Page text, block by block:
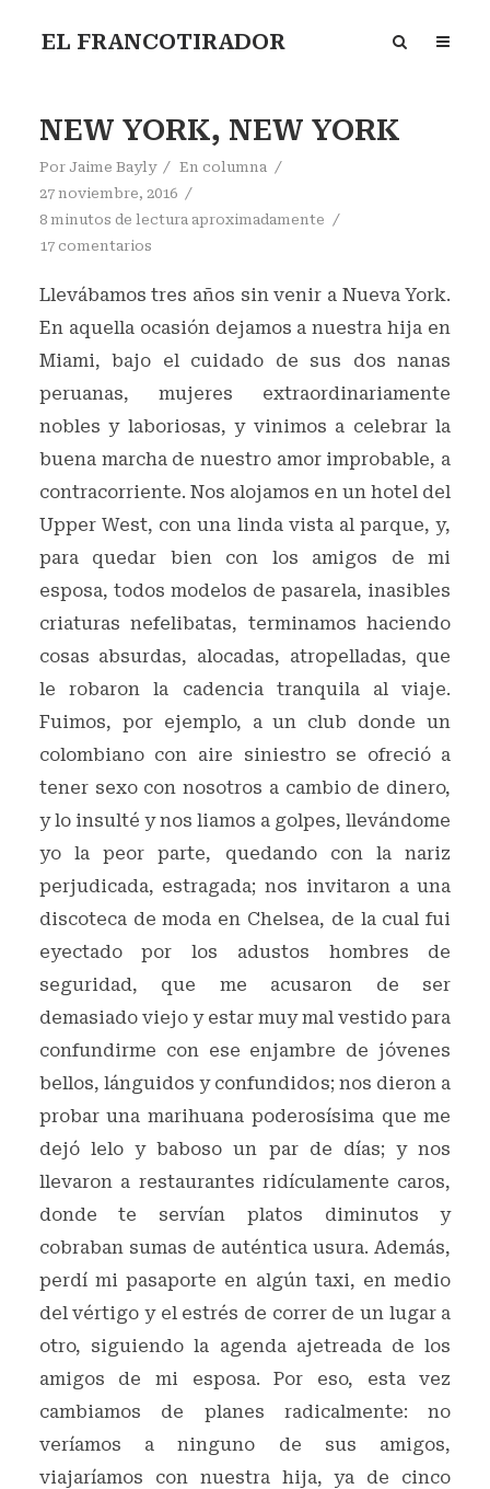
EL FRANCOTIRADOR
NEW YORK, NEW YORK
Por Jaime Bayly En columna
27 noviembre, 2016
8 minutos de lectura aproximadamente
17 comentarios
Llevábamos tres años sin venir a Nueva York.
En aquella ocasión dejamos a nuestra hija en
Miami, bajo el cuidado de sus dos nanas
peruanas, mujeres extraordinariamente
nobles y laboriosas, y vinimos a celebrar la
buena marcha de nuestro amor improbable, a
contracorriente. Nos alojamos en un hotel del
Upper West, con una linda vista al parque, y,
para quedar bien con los amigos de mi
esposa, todos modelos de pasarela, inasibles
criaturas nefelibatas, terminamos haciendo
cosas absurdas, alocadas, atropelladas, que
le robaron la cadencia tranquila al viaje.
Fuimos, por ejemplo, a un club donde un
colombiano con aire siniestro se ofreció a
tener sexo con nosotros a cambio de dinero,
y lo insulté y nos liamos a golpes, llevándome
yo la peor parte, quedando con la nariz
perjudicada, estragada; nos invitaron a una
discoteca de moda en Chelsea, de la cual fui
eyectado por los adustos hombres de
seguridad, que me acusaron de ser
demasiado viejo y estar muy mal vestido para
confundirme con ese enjambre de jóvenes
bellos, lánguidos y confundidos; nos dieron a
probar una marihuana poderosísima que me
dejó lelo y baboso un par de días; y nos
llevaron a restaurantes ridículamente caros,
donde te servían platos diminutos y
cobraban sumas de auténtica usura. Además,
perdí mi pasaporte en algún taxi, en medio
del vértigo y el estrés de correr de un lugar a
otro, siguiendo la agenda ajetreada de los
amigos de mi esposa. Por eso, esta vez
cambiamos de planes radicalmente: no
veríamos a ninguno de sus amigos,
viajaríamos con nuestra hija, ya de cinco